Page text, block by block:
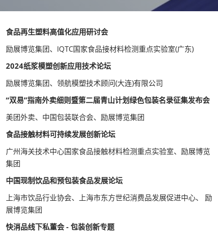
食品再生塑料高值化应用研讨会
励展博览集团、IQTC国家食品接材料检测重点实验室(广东)
2024纸浆模塑创新应用技术论坛
励展博览集团、领航模塑技术顾问(大连)有限公司
“双易”指南外卖细则暨第二届青山计划绿色包装名录征集发布会
美团外卖、中国包装联合会、励展博览集团
食品接触材料可持续发展创新论坛
广州海关技术中心国家食品接触材料检测重点实验室、励展博览
集团
中国现制饮品和预包装食品发展论坛
上海市饮品行业协会、上海市东方世纪消费品发展促进中心、 励
展博览集团
快消品线下私董会 - 包装创新专题